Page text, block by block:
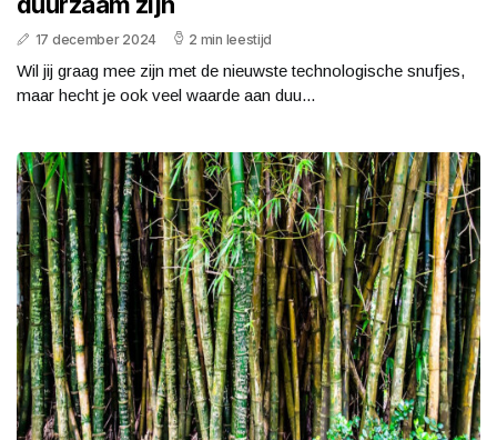
17 december 2024 2 min leestijd
Wil jij graag mee zijn met de nieuwste technologische snufjes,
maar hecht je ook veel waarde aan duu...